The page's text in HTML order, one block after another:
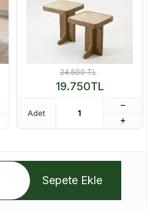
24.500TL
19.750TL
Adet
Sepete Ekle